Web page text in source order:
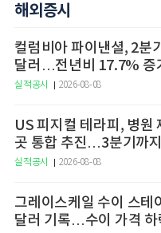
해외증시
컬럼비아 파이낸셜, 2분
달러…전년비 17.7% 증
실적공시 2026-08-08
US 피지컬 테라피, 병원
곳 통합 추진…3분기까
실적공시 2026-08-08
그레이스케일 수이 스테
달러 기록…수이 가격 하